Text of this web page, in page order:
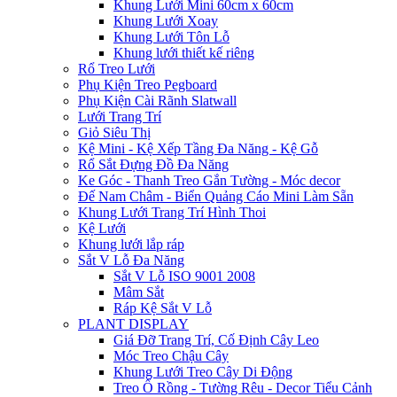
Khung Lưới Mini 60cm x 60cm
Khung Lưới Xoay
Khung Lưới Tôn Lỗ
Khung lưới thiết kế riêng
Rổ Treo Lưới
Phụ Kiện Treo Pegboard
Phụ Kiện Cài Rãnh Slatwall
Lưới Trang Trí
Giỏ Siêu Thị
Kệ Mini - Kệ Xếp Tầng Đa Năng - Kệ Gỗ
Rổ Sắt Đựng Đồ Đa Năng
Ke Góc - Thanh Treo Gắn Tường - Móc decor
Đế Nam Châm - Biển Quảng Cáo Mini Làm Sẵn
Khung Lưới Trang Trí Hình Thoi
Kệ Lưới
Khung lưới lắp ráp
Sắt V Lỗ Đa Năng
Sắt V Lỗ ISO 9001 2008
Mâm Sắt
Ráp Kệ Sắt V Lỗ
PLANT DISPLAY
Giá Đỡ Trang Trí, Cố Định Cây Leo
Móc Treo Chậu Cây
Khung Lưới Treo Cây Di Động
Treo Ổ Rồng - Tường Rêu - Decor Tiểu Cảnh